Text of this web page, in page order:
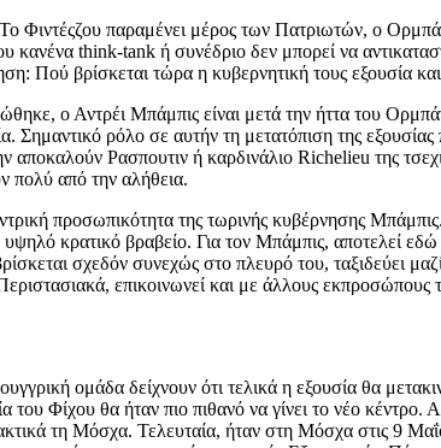
Φιντέςζου παραμένει μέρος των Πατριωτών, ο
κανένα think-tank ή συνέδριο δεν μπορεί να
Πού βρίσκεται τώρα η κυβερνητική τους εξουσία
ο Αντρέι Μπάμπις είναι μετά την ήττα του
ρόλο σε αυτήν τη μετατόπιση της
Ρασπουτιν ή καρδινάλιο Richelieu της
πολύ από την αλήθεια.
προσωπικότητα της τωρινής κυβέρνησης
κρατικό βραβείο. Για τον Μπάμπις, αποτελεί
σχεδόν συνεχώς στο πλευρό του, ταξιδεύει
επικοινωνεί και με άλλους
ομάδα δείχνουν ότι τελικά η εξουσία θα
Φίχου θα ήταν πιο πιθανό να γίνει το νέο
τη Μόσχα. Τελευταία, ήταν στη Μόσχα στις